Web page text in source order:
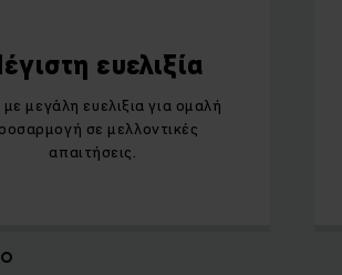
ευελιξία
με μεγάλη ευελιξια για ομαλή
σε μελλοντικές
απαιτήσεις.